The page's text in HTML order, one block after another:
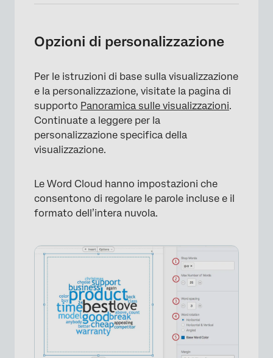
×
Opzioni di personalizzazione
Per le istruzioni di base sulla visualizzazione
e la personalizzazione, visitate la pagina di
supporto Panoramica sulle visualizzazioni.
Continuate a leggere per la
personalizzazione specifica della
visualizzazione.
Le Word Cloud hanno impostazioni che
consentono di regolare le parole incluse e il
formato dell’intera nuvola.